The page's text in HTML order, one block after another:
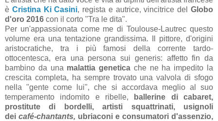
è Cristina Ki Casini, regista e autrice, vincitrice delGlobo
d'oro 2016 con il corto "Tra le dita".
Per un'appassionata come me di Toulouse-Lautrec questo
volume era una tentazione grandissima. Il pittore, d'origini
aristocratiche, tra i più famosi della corrente tardo-
ottocentesca, era una persona sui generis: affetto fin da
bambino da una malattia genetica che ne ha impedito la
crescita completa, ha sempre trovato una valvola di sfogo
nella "gente come lui", che si accordava meglio al suo
temperamento indomito e ribelle,
ballerine di cabaret,
prostitute di bordelli, artisti squattrinati, usignoli
dei café-chantants, ubriaconi e consumatori d'assenzio,